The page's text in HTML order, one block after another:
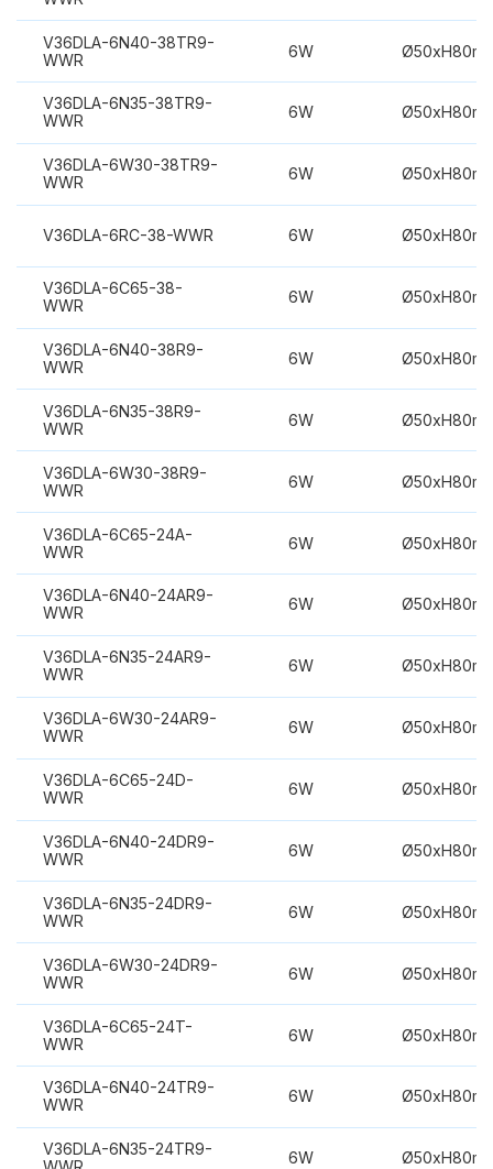
V36DLA-6N40-38TR9-
WWR
6W
V36DLA-6N35-38TR9-
WWR
6W
V36DLA-6W30-38TR9-
WWR
6W
V36DLA-6RC-38-WWR 6W
V36DLA-6C65-38-
WWR
6W
V36DLA-6N40-38R9-
WWR
6W
V36DLA-6N35-38R9-
WWR
6W
V36DLA-6W30-38R9-
WWR
6W
V36DLA-6C65-24A-
WWR
6W
V36DLA-6N40-24AR9-
WWR
6W
V36DLA-6N35-24AR9-
WWR
6W
V36DLA-6W30-24AR9-
WWR
6W
V36DLA-6C65-24D-
WWR
6W
V36DLA-6N40-24DR9-
WWR
6W
V36DLA-6N35-24DR9-
WWR
6W
V36DLA-6W30-24DR9-
WWR
6W
V36DLA-6C65-24T-
WWR
6W
V36DLA-6N40-24TR9-
WWR
6W
V36DLA-6N35-24TR9-
6W